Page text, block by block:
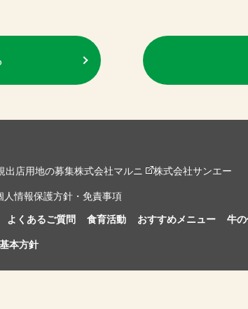
出店用地の募集株式会社マルニ 株式会社サンエー
人情報保護方針・免責事項
よくあるご質問 食育活動 おすすめメニュー 牛
本方針